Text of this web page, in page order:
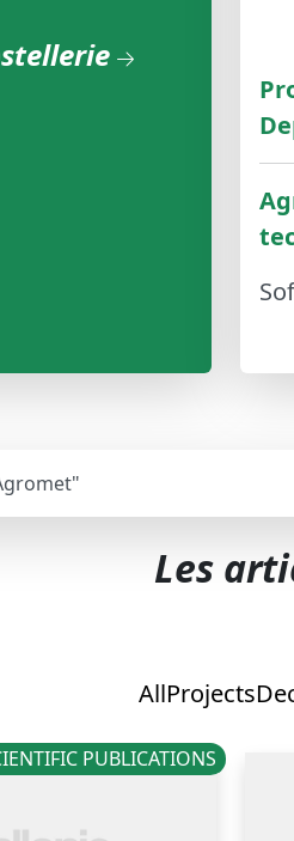
Les
AllProjects
PUBLICATIONS